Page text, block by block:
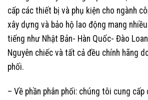
cấp các thiết bị và phụ kiện cho ngành
xây dựng và bảo hộ lao động mang
tiếng như Nhật Bản- Hàn Quốc- Đào
Nguyên chiếc và tất cả đều chính hãng
phối.
– Về phần phân phối: chúng tôi cung cấp